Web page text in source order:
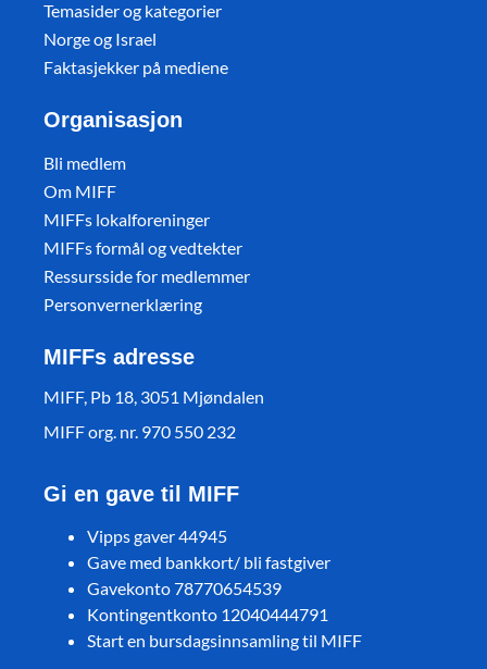
Temasider og kategorier
Norge og Israel
Faktasjekker på mediene
Organisasjon
Bli medlem
Om MIFF
MIFFs lokalforeninger
MIFFs formål og vedtekter
Ressursside for medlemmer
Personvernerklæring
MIFFs adresse
MIFF, Pb 18, 3051 Mjøndalen
MIFF org. nr. 970 550 232
Gi en gave til MIFF
Vipps gaver 44945
Gave med bankkort/ bli fastgiver
Gavekonto 78770654539
Kontingentkonto 12040444791
Start en bursdagsinnsamling til MIFF